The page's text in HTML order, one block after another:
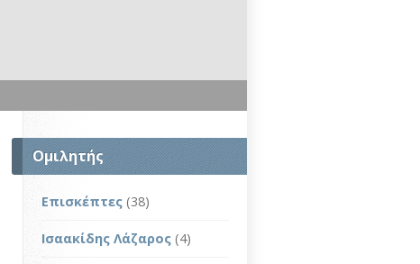
Ομιλητής
Επισκέπτες (38)
Ισαακίδης Λάζαρος (4)